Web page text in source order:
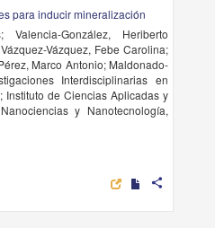
para inducir mineralización
Valencia-González, Heriberto
Vázquez, Febe Carolina;
Marco Antonio; Maldonado-
Interdisciplinarias en
Instituto de Ciencias Aplicadas y
y Nanotecnología,
share